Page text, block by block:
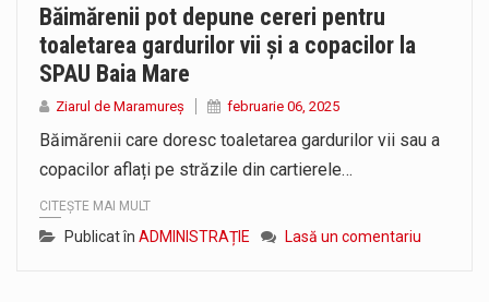
Băimărenii pot depune cereri pentru
toaletarea gardurilor vii și a copacilor la
SPAU Baia Mare
Ziarul de Maramureș februarie 06, 2025
Băimărenii care doresc toaletarea gardurilor vii sau a
copacilor aflați pe străzile din cartierele…
CITEȘTE MAI MULT
Publicat în ADMINISTRAȚIE Lasă un comentariu